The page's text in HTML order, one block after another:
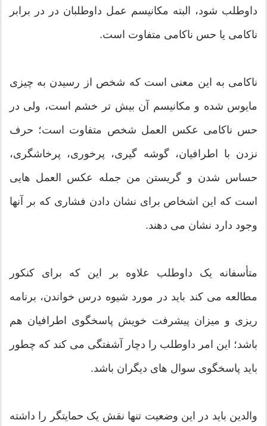
داوطلب شود، البته مکانیسم عمل داوطلبان در در برابر
ناکامی یا حس ناکامی متفاوت است.
ناکامی به این معنی است که شخص از رسیدن به چیزی
مایوس شده و مکانیسم آن بیش تر خشم است، ولی در
حس ناکامی عکس العمل شخص متفاوت است؛ حرف
نزدن با اطرافیان، گوشه گیری، پرخوری، پرخاشگری،
حساس شدن و گریستن من جمله عکس العمل هایی
است که این اشخاص برای نشان دادن فشاری که بر آنها
وجود دارد نشان می دهند.
متأسفانه یک داوطلب علاوه بر این که برای کنکور
مطالعه می کند باید در مورد شیوه درس خواندن، برنامه
ریزی و ميزان پیشرفت خویش پاسخگوی اطرافیان هم
باشد؛ این امر داوطلب را دچار آشفتگی می کند که چطور
باید پاسخگوی سوال های دیگران باشد.
والدین باید در این وضعیت تنها نقش یک حمایتگر را داشته